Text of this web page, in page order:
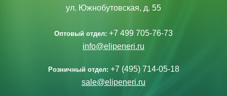
ул. Южнобутовская, д. 55
Оптовый отдел: +7 499 705-76-73
info@elipeneri.ru
Розничный отдел: +7 (495) 714-05-18
sale@elipeneri.ru